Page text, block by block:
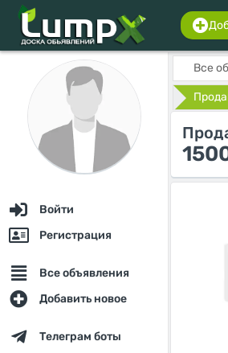
Войти
Регистрация
Все объявления
Добавить новое
Телеграм боты
Все